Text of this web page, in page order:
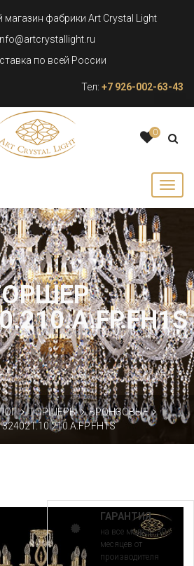
фабрики Art Crystal Light
по всей России
Тел: +7 926-002-63-43
0
ТОРШЕРЫ
БРОНЗОВЫЕ
ГАРАНТИЯ
на все модели 30
месяцев от
производителя